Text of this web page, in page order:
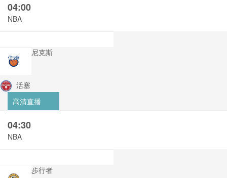
04:00
NBA
尼克斯
活塞
高清直播
04:30
NBA
步行者